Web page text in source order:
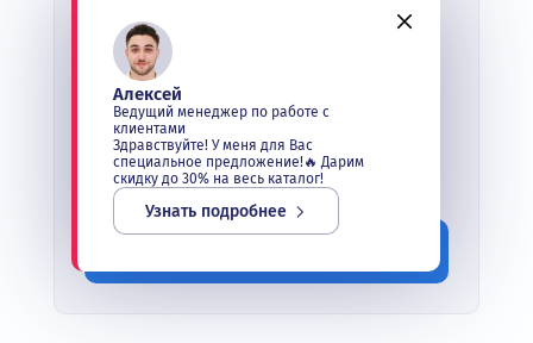
Фазность:
однофазный
Количество и емкость аккумулятора:
1*12V/7AH
Опция:
Под заказ
Алексей
Ведущий менеджер по работе с
клиентами
Здравствуйте! У меня для Вас
специальное предложение!🔥 Дарим
скидку до 30% на весь каталог!
Узнать подробнее